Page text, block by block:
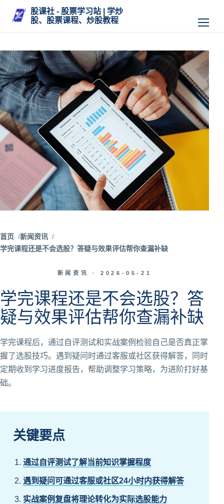
股课社 - 股票学习站 | 学炒
股、股票课程、炒股教程
首页
新闻资讯
学完课程还是不会选股？答疑与效果评估帮你查漏补缺
新闻资讯 ·2026-05-21
学完课程还是不会选股？答
疑与效果评估帮你查漏补缺
学完课程后，通过自评测试和实战案例检验自己是否真正掌
握了选股技巧。遇到疑问时通过客服或社区获得解答，同时
定期收到学习进度报告，帮助调整学习策略，为进阶打好基
础。
关键要点
通过自评测试了解当前知识掌握程度
遇到疑问可通过客服或社区24小时内获得解答
实战案例复盘将理论转化为实际选股能力